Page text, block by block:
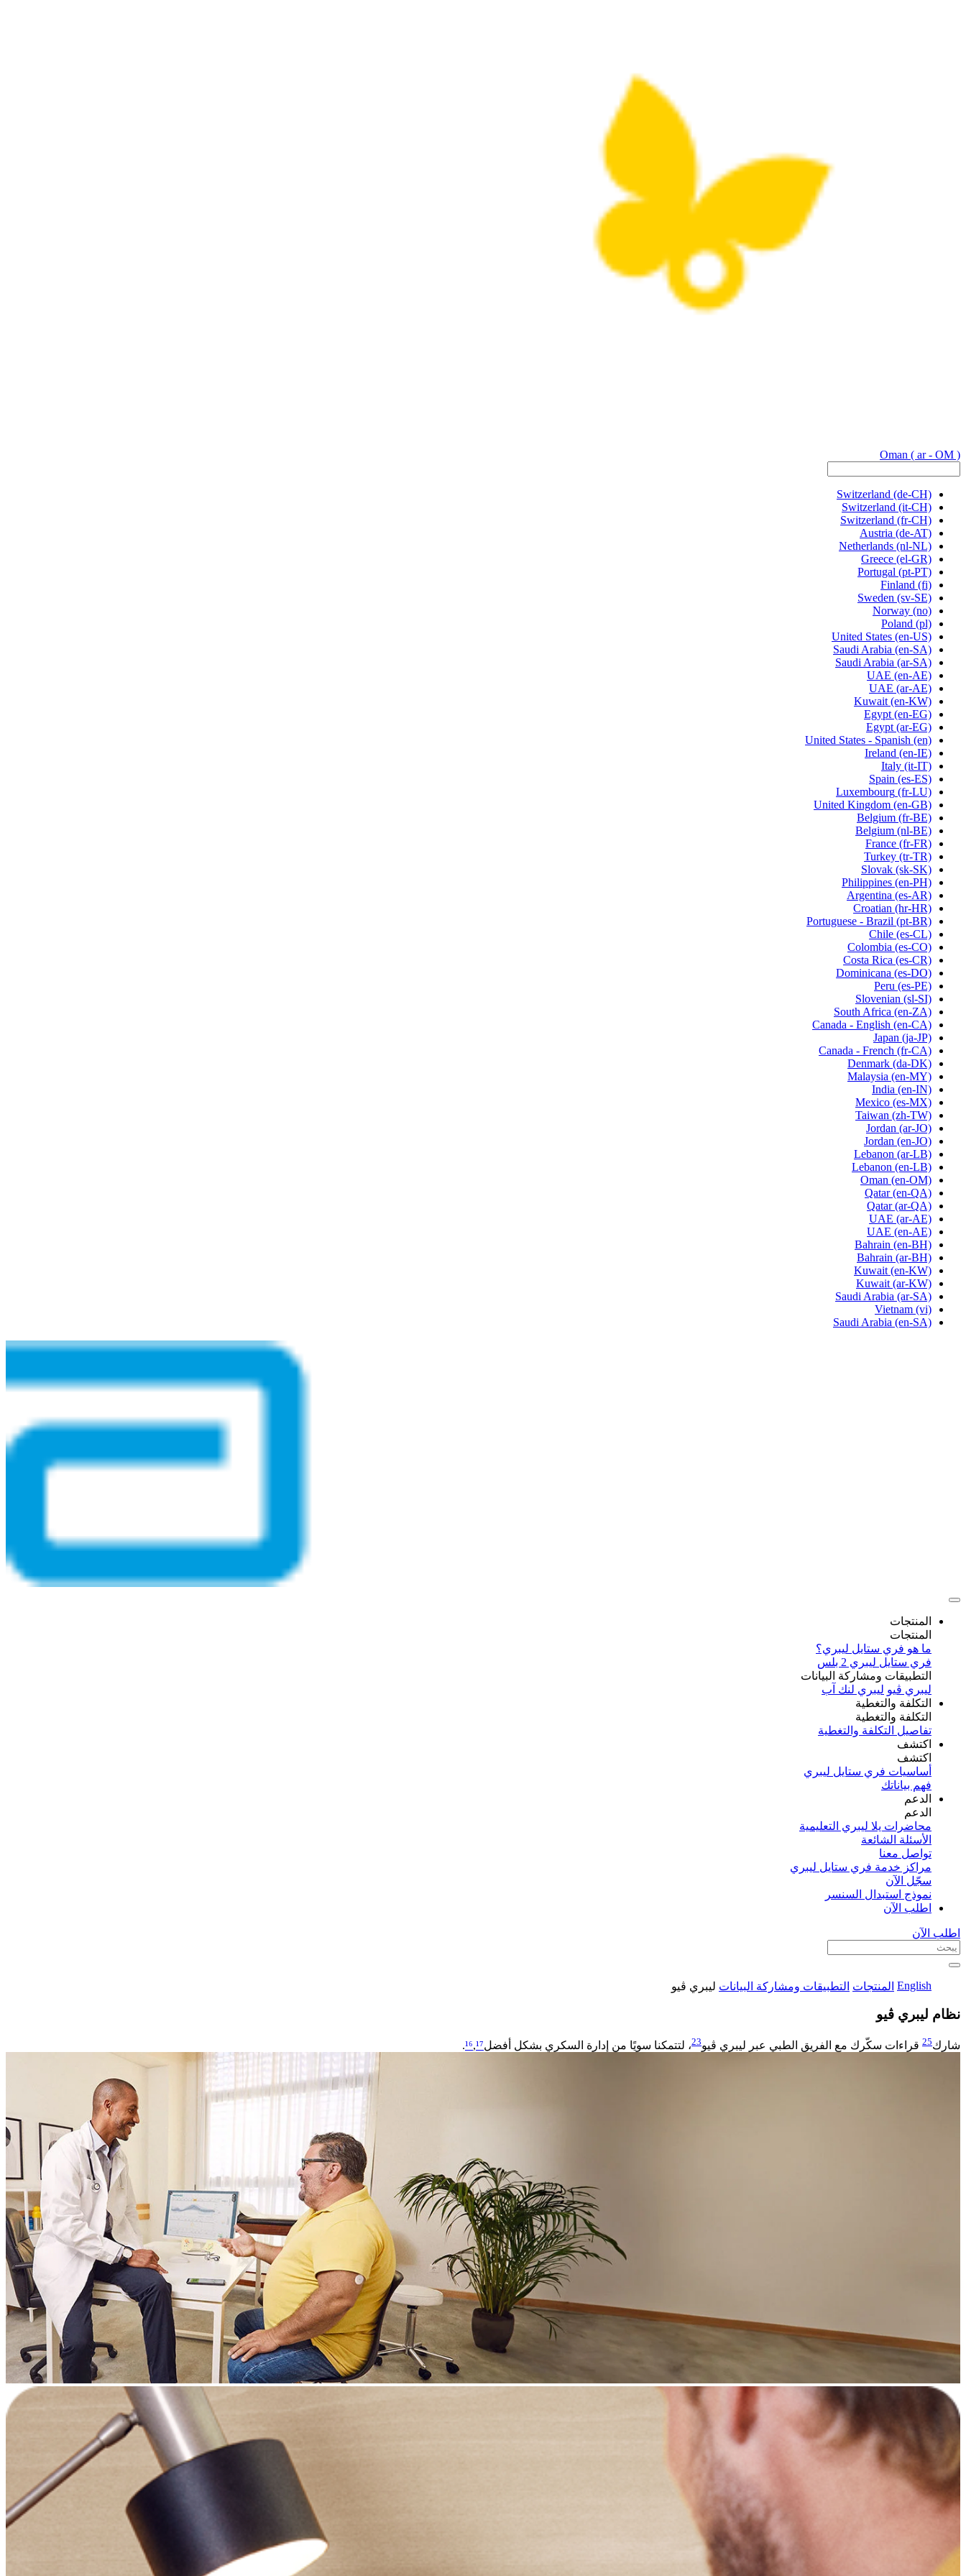
Oman ( ar - OM )
Switzerland (de-CH)
Switzerland (it-CH)
Switzerland (fr-CH)
Austria (de-AT)
Netherlands (nl-NL)
Greece (el-GR)
Portugal (pt-PT)
Finland (fi)
Sweden (sv-SE)
Norway (no)
Poland (pl)
United States (en-US)
Saudi Arabia (en-SA)
Saudi Arabia (ar-SA)
UAE (en-AE)
UAE (ar-AE)
Kuwait (en-KW)
Egypt (en-EG)
Egypt (ar-EG)
United States - Spanish (en)
Ireland (en-IE)
Italy (it-IT)
Spain (es-ES)
Luxembourg (fr-LU)
United Kingdom (en-GB)
Belgium (fr-BE)
Belgium (nl-BE)
France (fr-FR)
Turkey (tr-TR)
Slovak (sk-SK)
Philippines (en-PH)
Argentina (es-AR)
Croatian (hr-HR)
Portuguese - Brazil (pt-BR)
Chile (es-CL)
Colombia (es-CO)
Costa Rica (es-CR)
Dominicana (es-DO)
Peru (es-PE)
Slovenian (sl-SI)
South Africa (en-ZA)
Canada - English (en-CA)
Japan (ja-JP)
Canada - French (fr-CA)
Denmark (da-DK)
Malaysia (en-MY)
India (en-IN)
Mexico (es-MX)
Taiwan (zh-TW)
Jordan (ar-JO)
Jordan (en-JO)
Lebanon (ar-LB)
Lebanon (en-LB)
Oman (en-OM)
Qatar (en-QA)
Qatar (ar-QA)
UAE (ar-AE)
UAE (en-AE)
Bahrain (en-BH)
Bahrain (ar-BH)
Kuwait (en-KW)
Kuwait (ar-KW)
Saudi Arabia (ar-SA)
Vietnam (vi)
Saudi Arabia (en-SA)
المنتجات
المنتجات
ما هو فري ستايل ليبري؟
فري ستايل ليبري 2 بلس​
التطبيقات ومشاركة البيانات
ليبري ڤيو ليبري لنك آب
التكلفة والتغطية
التكلفة والتغطية
تفاصيل التكلفة والتغطية
اكتشف​
اكتشف​
أساسيات فري ستايل ليبري
فهم بياناتك
الدعم
الدعم
محاضرات يلا ليبري التعليمية
الأسئلة الشائعة
تواصل معنا
مراكز خدمة فري ستايل ليبري
سجّل الآن​
نموذج استبدال السنسر
اطلب الآن
اطلب الآن
English المنتجات التطبيقات ومشاركة البيانات ليبري ڤيو
نظام ليبري ڤيو
شارك25 قراءات سكّرك مع الفريق الطبي عبر ليبري ڤيو23، لتتمكنا سويًا من إدارة السكري بشكل أفضل ¹⁶,¹⁷
.​​